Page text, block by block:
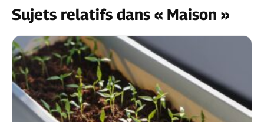
Sujets relatifs dans « Maison »